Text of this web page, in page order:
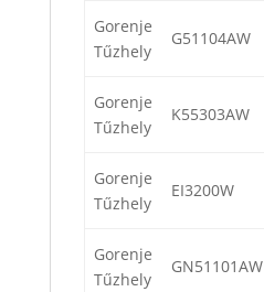
Gorenje
Tűzhely
G51104AW
Gorenje
Tűzhely
K55303AW
Gorenje
Tűzhely
EI3200W
Gorenje
Tűzhely
GN51101AW